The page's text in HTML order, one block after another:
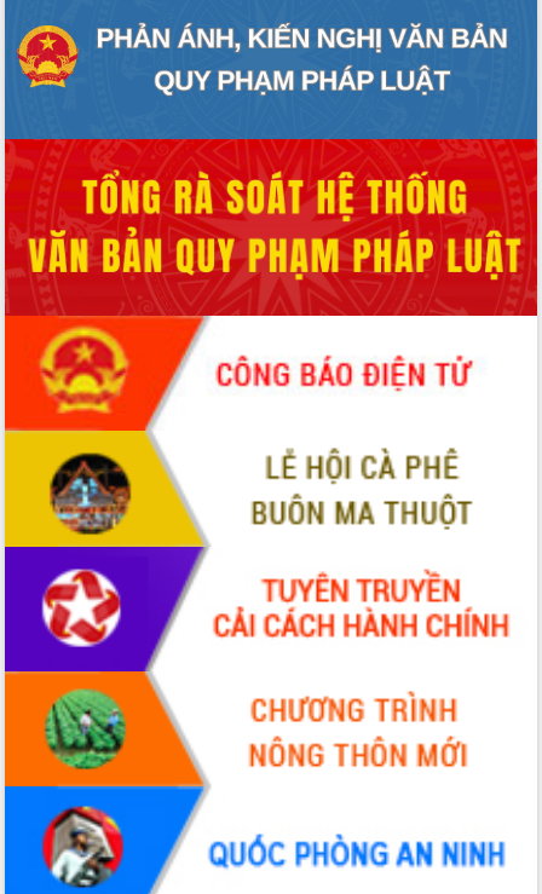
Định vị cà phê Việt Nam như một “di
sản sống” trong dòng chảy toàn cầu
Xây dựng nông thôn mới: Nâng cao đời
sống người dân từ những mô hình thiết
Quyết liệt tháo gỡ vướng mắc, đẩy
nhanh tiến độ các dự án trọng điểm
trong Khu kinh tế Nam Phú Yên
Hòn Yến phát triển du lịch gắn với bảo
tồn biển
Lấy ý kiến điều chỉnh Quy hoạch tỉnh
Đắk Lắk thời kỳ 2021-2030, tầm nhìn
đến năm 2050
Phát động chiến dịch 30 ngày đêm
giải phóng mặt bằng Tuyến đường bộ
ven biển
Đắk Lắk nỗ lực thúc đẩy tăng trưởng
kinh tế từ 10% trở lên trong Quý
II/2026
Đắk Lắk ký kết thỏa thuận hợp tác về
chuyển đổi số giai đoạn 2026 – 2030
với Tập đoàn Bưu chính Viễn thông
Việt Nam
Thứ trưởng Bộ Y tế làm việc với tỉnh
Đắk Lắk về phát triển nhân lực y tế
cho trạm y tế cấp xã
Du lịch Đắk Lắk nâng tầm trải nghiệm
du khách thông qua Hệ thống cơ sở dữ
liệu và Bản đồ số
Tập huấn ứng dụng trí tuệ nhân tạo (AI)
trong thương mại điện tử năm 2026
Đoàn đại biểu Quốc hội tỉnh Đắk Lắk
trao đổi thông tin trước Kỳ họp thứ
nhất, Quốc hội khóa XVI